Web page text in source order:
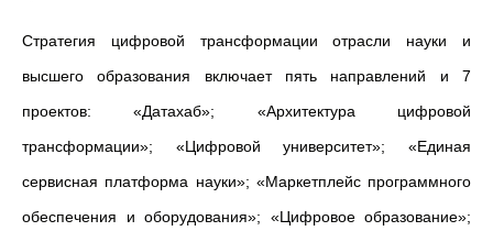
Стратегия цифровой трансформации отрасли науки и
высшего образования включает пять направлений и 7
проектов: «Датахаб»; «Архитектура цифровой
трансформации»; «Цифровой университет»; «Единая
сервисная платформа науки»; «Маркетплейс программного
обеспечения и оборудования»; «Цифровое образование»;